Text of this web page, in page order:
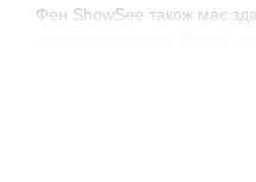
Фен ShowSee також має